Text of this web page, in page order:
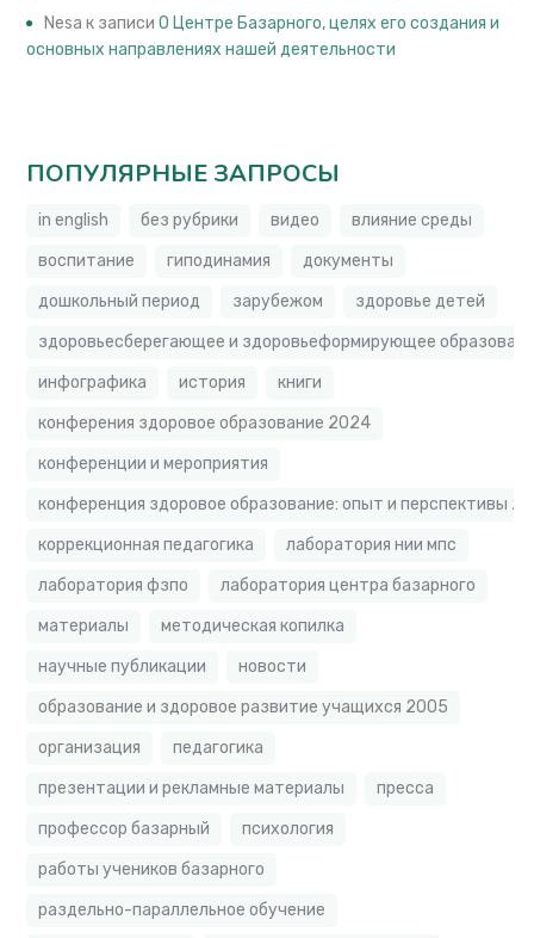
Nesa к записиО Центре Базарного, целях его создания и
основных направлениях нашей деятельности
ПОПУЛЯРНЫЕ ЗАПРОСЫ
in english без рубрики видео
влияние среды
воспитание
гиподинамия
документы
дошкольный период
зарубежом
здоровье детей
здоровьесберегающее и здоровьеформирующее
инфографика
история
книги
конферения здоровое образование 2024
конференции и мероприятия
конференция здоровое образование: опыт и перспективы
коррекционная педагогика
лаборатория нии мпс
лаборатория фзпо
лаборатория центра базарного
материалы
методическая копилка
научные публикации
новости
образование и здоровое развитие учащихся 2005
организация
педагогика
презентации и рекламные материалы
пресса
профессор базарный
психология
работы учеников базарного
раздельно-параллельное обучение